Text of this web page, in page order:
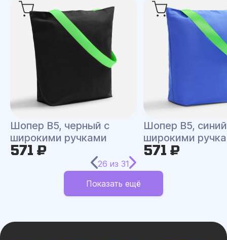
Шопер B5, черный с
широкими ручками
571 ₽
Шопер B5,
широкими
571 ₽
26 из 31
Показать ещё